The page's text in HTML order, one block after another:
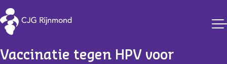
CJG Rijnmond
Vaccinatie tegen HPV voor